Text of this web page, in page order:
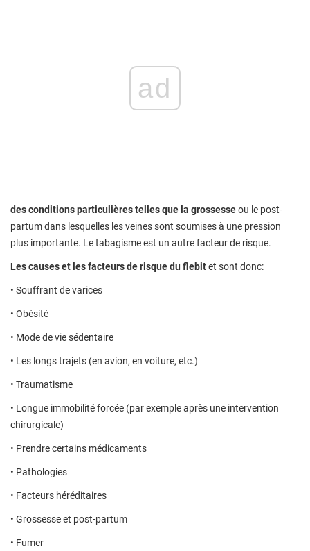
ad
des conditions particulières telles que la grossesseou le post-
partum dans lesquelles les veines sont soumises à une pression
plus importante. Le tabagisme est un autre facteur de risque.
Les causes et les facteurs de risque du flebitet sont donc:
• Souffrant de varices
• Obésité
• Mode de vie sédentaire
• Les longs trajets (en avion, en voiture, etc.)
• Traumatisme
• Longue immobilité forcée (par exemple après une intervention
chirurgicale)
• Prendre certains médicaments
• Pathologies
• Facteurs héréditaires
• Grossesse et post-partum
• Fumer